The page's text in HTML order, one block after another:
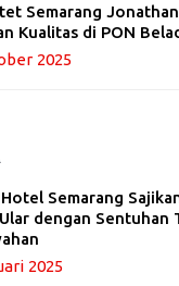
Semarang
Kualitas di PON
2025
Hotel Semarang
dengan Sentuhan
2025